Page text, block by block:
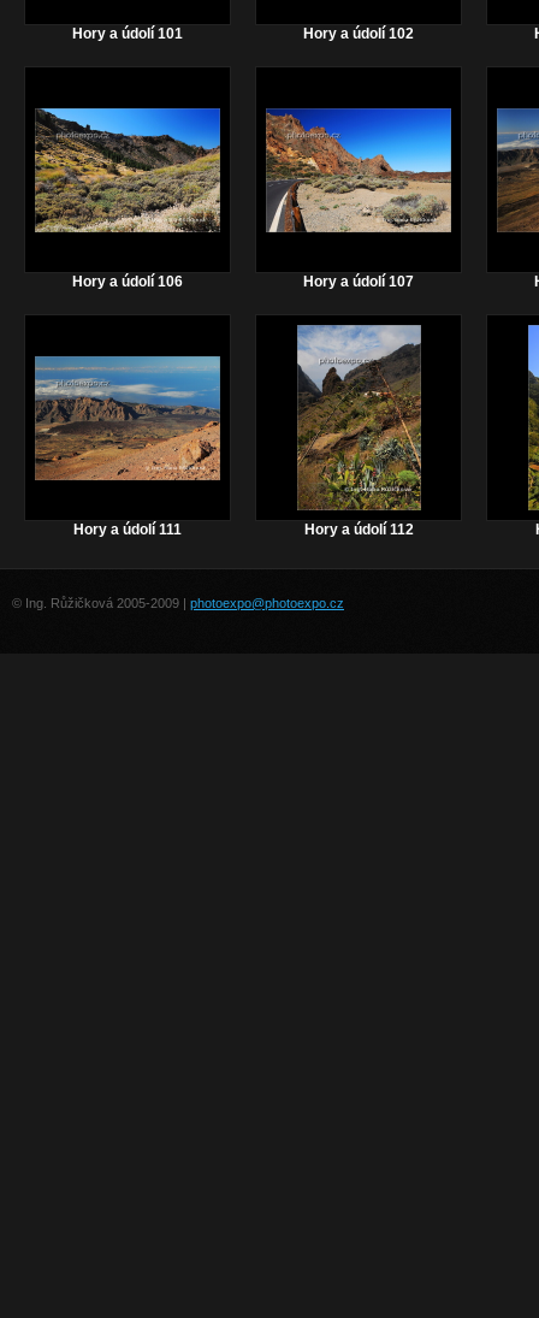
Hory a údolí 101 Hory a údolí 102
Hory a údolí 106 Hory a údolí 107
Hory a údolí 111 Hory a údolí 112
© Ing. Růžičková 2005-2009 | photoexpo@photoexpo.cz